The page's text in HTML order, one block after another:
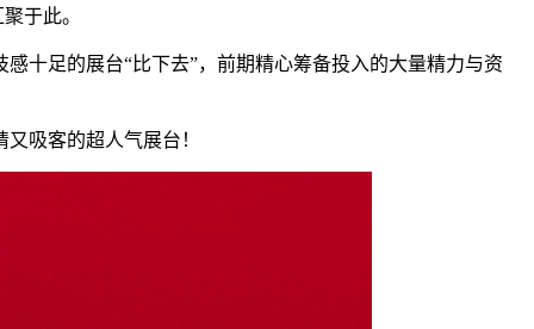
于此。
十足的展台“比下去”，前期精心筹备投入的大量精力与资
吸客的超人气展台！